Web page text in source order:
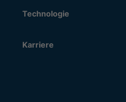
Technologie
Karriere